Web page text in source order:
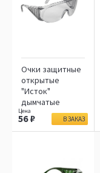
Очки защитные
открытые
"Исток"
дымчатые
56 В ЗАКАЗ